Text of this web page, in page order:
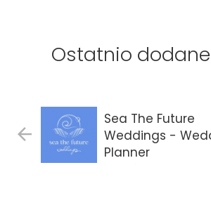
Ostatnio
Sea The Future
Weddings -
Planner